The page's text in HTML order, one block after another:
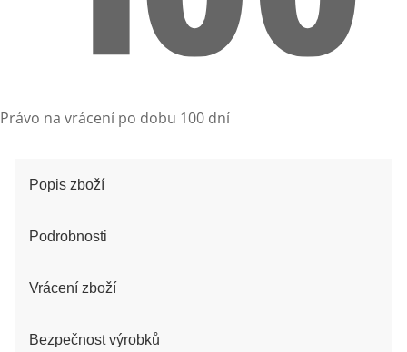
Právo na vrácení po dobu 100 dní
Popis zboží
Podrobnosti
Vrácení zboží
Bezpečnost výrobků